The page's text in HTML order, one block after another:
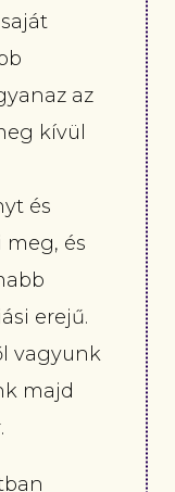
az
kívül
és
és
erejű.
vagyunk
majd